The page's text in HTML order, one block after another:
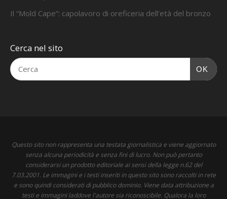
Il “Mold Cape”: capolavoro di oreficeria dell’età del bronzo
Cerca nel sito
OK
Questo sito non rappresenta una testata giornalistica e viene aggiornato
senza alcuna periodicità e senza fini di lucro. Non può pertanto
considerarsi un prodotto editoriale ai sensi della legge n.62 del
7.03.2001. Le immagini e i testi inseriti in questo sito sono raccolti in rete
e sono quindi considerati di pubblico dominio. Viene data attribuzione a
testi e immagini laddove l'autore sia riconoscibile. Qualora la loro